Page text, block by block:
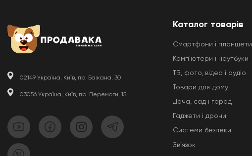
02149 Україна, Київ, пр. Бажана, 30
03056 Україна, Київ, пр. Перемоги, 15
Каталог товарів
Смартфони і планшети
Комп'ютери і ноутбуки
ТВ, фото, відео і аудіо
Товари для дому
Дача, сад і город
Гаджети і дрони
Системи безпеки
Звʼязок